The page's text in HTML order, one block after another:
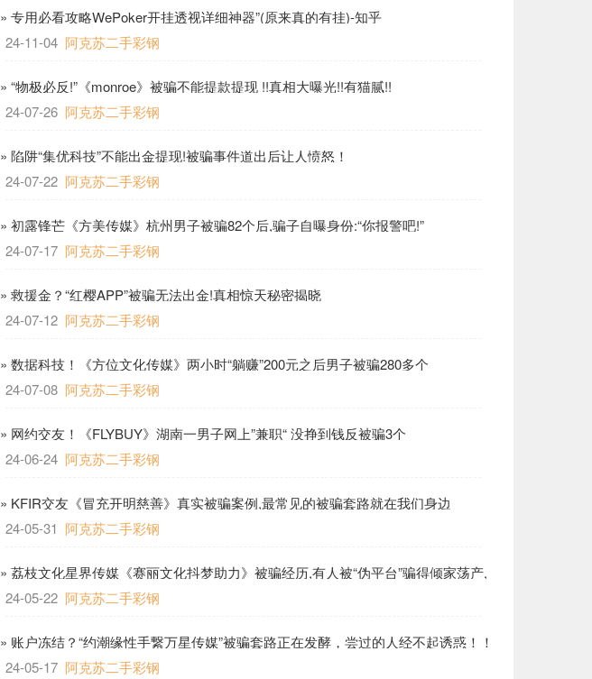
» 专用必看攻略WePoker开挂透视详细神器”(原来真的有挂)-知乎
24-11-04 阿克苏二手彩钢
» “物极必反!”《monroe》被骗不能提款提现 !!真相大曝光!!有猫腻!!
24-07-26 阿克苏二手彩钢
» 陷阱“集优科技”不能出金提现!被骗事件道出后让人愤怒！
24-07-22 阿克苏二手彩钢
» 初露锋芒《方美传媒》杭州男子被骗82个后,骗子自曝身份:“你报警吧!”
24-07-17 阿克苏二手彩钢
» 救援金？“红樱APP”被骗无法出金!真相惊天秘密揭晓
24-07-12 阿克苏二手彩钢
» 数据科技！《方位文化传媒》两小时“躺赚”200元之后男子被骗280多个
24-07-08 阿克苏二手彩钢
» 网约交友！《FLYBUY》湖南一男子网上”兼职“ 没挣到钱反被骗3个
24-06-24 阿克苏二手彩钢
» KFIR交友《冒充开明慈善》真实被骗案例,最常见的被骗套路就在我们身边
24-05-31 阿克苏二手彩钢
» 荔枝文化星界传媒《赛丽文化抖梦助力》被骗经历,有人被“伪平台”骗得倾家荡产,
24-05-22 阿克苏二手彩钢
» 账户冻结？“约潮缘性手繋万星传媒”被骗套路正在发酵，尝过的人经不起诱惑！！
24-05-17 阿克苏二手彩钢